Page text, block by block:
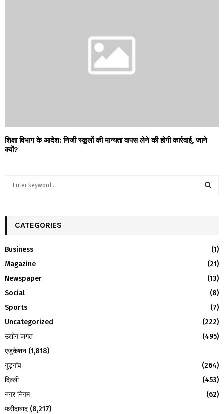
शिक्षा विभाग के आदेश: निजी स्कूलों की मान्यता वापस लेने की होगी कार्रवाई, जाने
क्यों?
h
o
r
:
R
CATEGORIES
Business
(1)
Magazine
(21)
Newspaper
(13)
Social
(8)
Sports
(7)
Uncategorized
(222)
उद्योग जगत
(495)
एजुकेशन (1,818)
गुड़गांव
(264)
दिल्ली
(453)
नगर निगम
(62)
फरीदाबाद (8,217)